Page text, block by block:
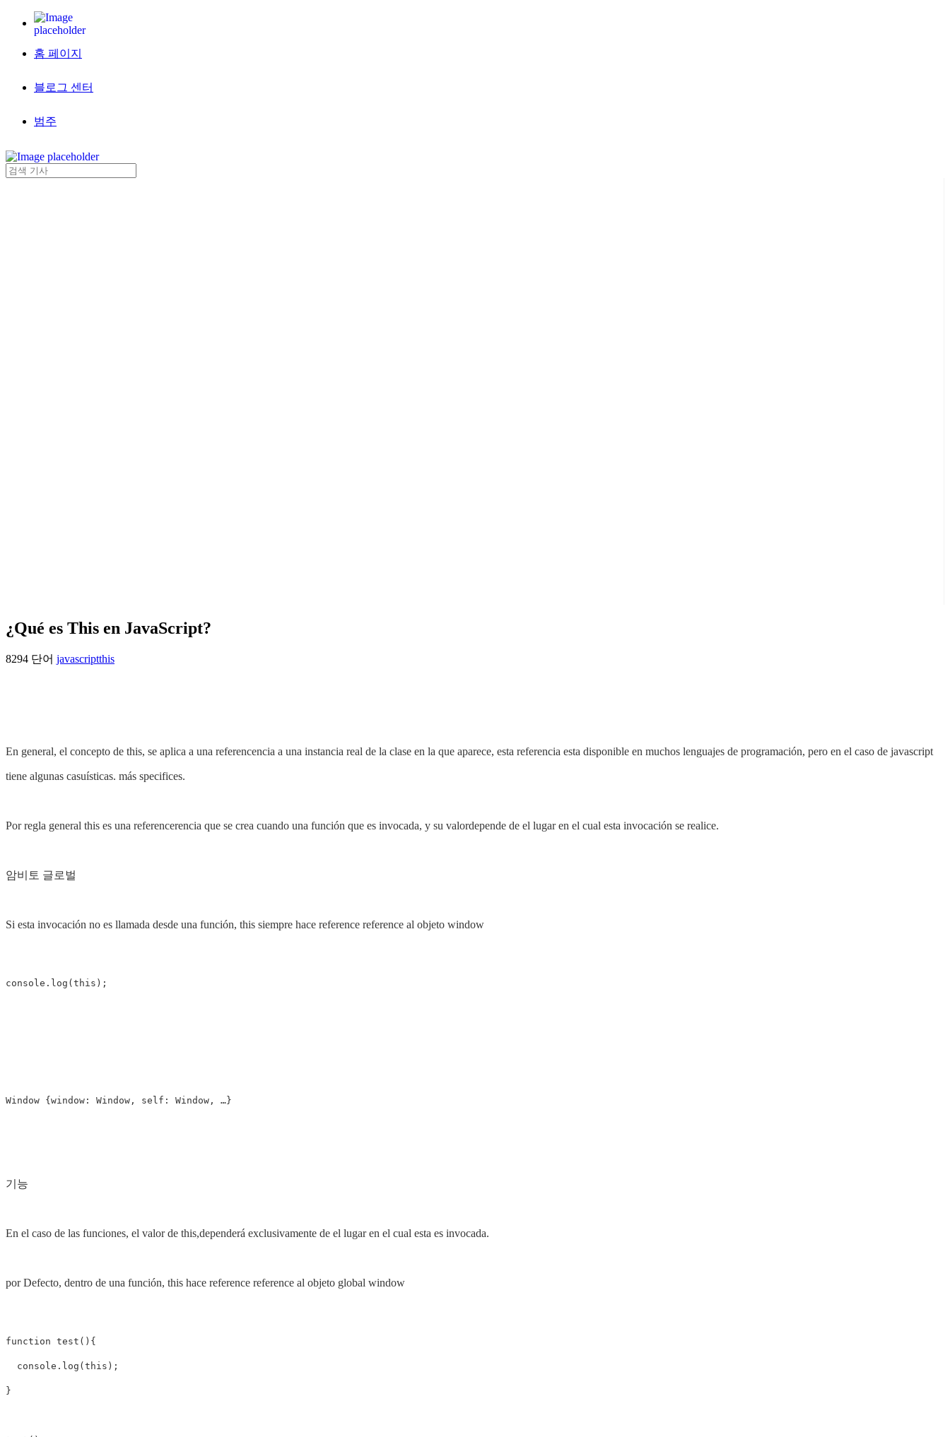
홈 페이지
블로그 센터
범주
¿Qué es This en JavaScript?
8294 단어 javascriptthis
En general, el concepto de this, se aplica a una referencencia a una instancia real de la clase en la que aparece, esta referencia esta disponible en muchos lenguajes de programación, pero en el caso de javascript
tiene algunas casuísticas. más specifices.
Por regla general this es una referencerencia que se crea cuando una función que es invocada, y su valordepende de el lugar en el cual esta invocación se realice.
암비토 글로벌
Si esta invocación no es llamada desde una función, this siempre hace reference reference al objeto window
기능
En el caso de las funciones, el valor de this,dependerá exclusivamente de el lugar en el cual esta es invocada.
por Defecto, dentro de una función, this hace reference reference al objeto global window
function test(){
  console.log(this);
}